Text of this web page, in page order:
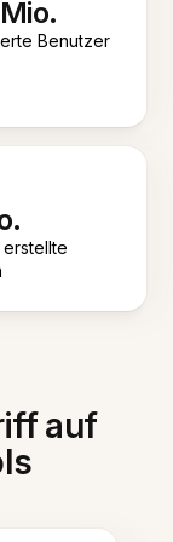
Benutzer
auf